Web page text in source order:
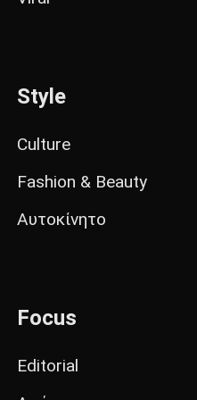
Style
Culture
Fashion & Beauty
Αυτοκίνητο
Focus
Editorial